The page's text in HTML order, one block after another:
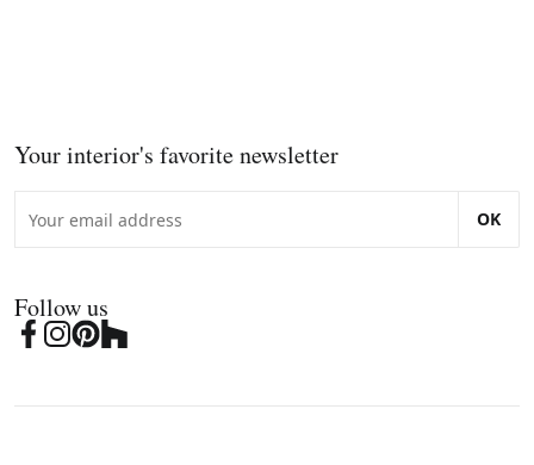
Your interior's favorite newsletter
OK
Follow us